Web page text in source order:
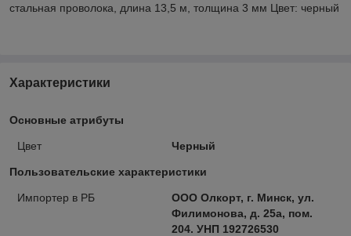
стальная проволока, длина 13,5 м, толщина 3 мм Цвет: черный
Характеристики
Основные атрибуты
Цвет Черный
Пользовательские характеристики
Импортер в РБ
ООО Олкорт, г. Минск, ул.
Филимонова, д. 25а, пом.
204. УНП 192726530